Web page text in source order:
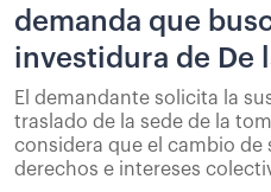
demanda que
investidura de De
El demandante solicita la
traslado de la sede de la
considera que el cambio de
derechos e intereses